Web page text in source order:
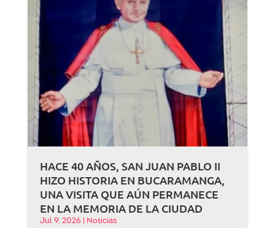
HACE 40 AÑOS, SAN JUAN PABLO II
HIZO HISTORIA EN BUCARAMANGA,
UNA VISITA QUE AÚN PERMANECE
EN LA MEMORIA DE LA CIUDAD
Jul 9, 2026 Noticias